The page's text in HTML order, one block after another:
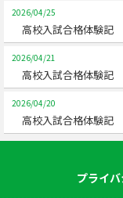
2026/04/25
高校入試合格体験記
2026/04/21
高校入試合格体験記
2026/04/20
高校入試合格体験記
プライ